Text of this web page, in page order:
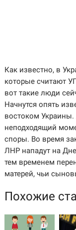
Как известно, в
которые считают
вот такие люди
Начнутся опять
востоком
неподходящий
споры. Во время
ЛНР нападут на
тем временем
матерей, чьи
Похожие